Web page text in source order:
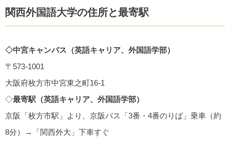
関西外国語大学の住所と最寄駅
◇中宮キャンパス（英語キャリア、外国語学部）
〒573-1001
大阪府枚方市中宮東之町16-1
◇最寄駅（英語キャリア、外国語学部）
京阪「枚方市駅」より、京阪バス「3番・4番のりば」乗車（約
8分）→「関西外大」下車すぐ